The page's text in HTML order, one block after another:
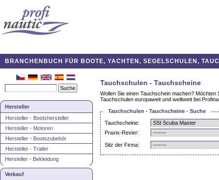
BRANCHENBUCH FÜR BOOTE, YACHTEN, SEGELSCHULEN,
Hersteller
Hersteller - Bootshersteller
Hersteller - Motoren
Hersteller - Bootszubehör
Hersteller - Trailer
Hersteller - Bekleidung
Verkauf
Tauchschulen - Tauchscheine
Wollen Sie einen Tauchschein machen?
Tauchschulen europaweit und weiltweit bei
Tauchschulen - Tauchscheine - Suche
Tauchscheine:
Praxis-Revier:
Sitz der Firma: